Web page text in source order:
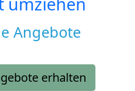
Angebote
erhalten